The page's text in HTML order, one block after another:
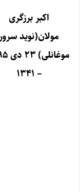
اکبر برزگری
مولان(نوید سرور
موغانلی) ۲۳